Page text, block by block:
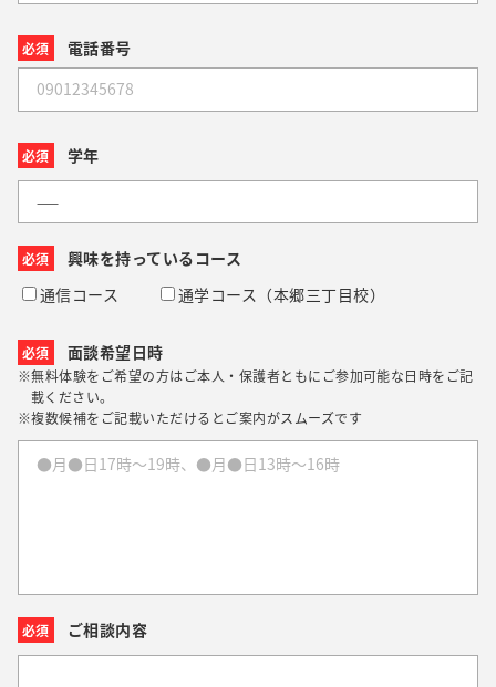
必須 電話番号
必須 学年
必須
興味を持っているコース
通信コース
通学コース（本郷三丁目校）
必須 面談希望日時
※無料体験をご希望の方はご本人・保護者ともにご参加可能な日時をご記
載ください。
※複数候補をご記載いただけるとご案内がスムーズです
必須 ご相談内容